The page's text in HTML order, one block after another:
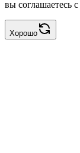
вы соглашаетесь с
Хорошо